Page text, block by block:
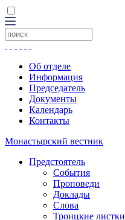
Об отделе
Информация
Председатель
Документы
Календарь
Контакты
Монастырский вестник
Предстоятель
События
Проповеди
Доклады
Слова
Троицкие листки